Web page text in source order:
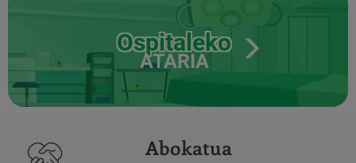
Ospitaleko
ATARIA
Abokatua